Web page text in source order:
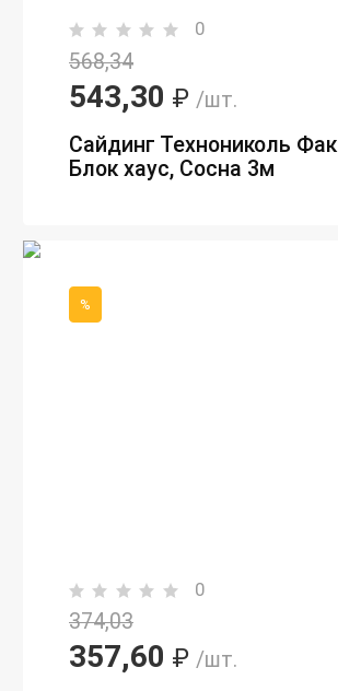
0
568,34
543,30 ₽ /шт.
Сайдинг Технониколь
Блок хаус, Сосна 3м
%
0
374,03
357,60 ₽ /шт.